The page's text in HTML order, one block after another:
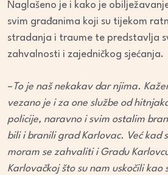
Naglašeno je i kako je
svim građanima koji su tijekom
stradanja i traume te predstavlja
zahvalnosti i zajedničkog sjećanja.
– To je naš nekakav dar njima.
vezano je i za one službe od
policije, naravno i svim ostalim
bili i branili grad Karlovac. Već kad
moram se zahvaliti i Gradu
Karlovačkoj što su nam uskočili